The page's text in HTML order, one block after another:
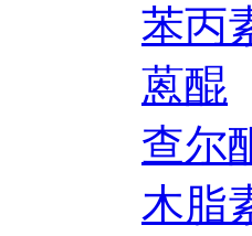
苯丙
蒽醌
查尔
木脂